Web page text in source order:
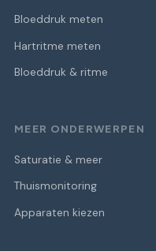
Bloeddruk meten
Hartritme meten
Bloeddruk & ritme
MEER ONDERWERPEN
Saturatie & meer
Thuismonitoring
Apparaten kiezen